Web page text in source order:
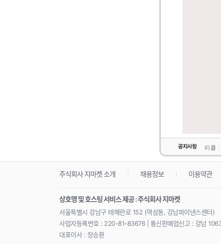
리콜
주식회사 지마켓 소개 채용정보 이용약관
상호명 및 호스팅 서비스 제공 : 주식회사 지마켓
서울특별시 강남구 테헤란로 152 (역삼동, 강남파이낸스센터)
사업자등록번호 : 220-81-83676 | 통신판매업신고 : 강남
대표이사 : 장승환